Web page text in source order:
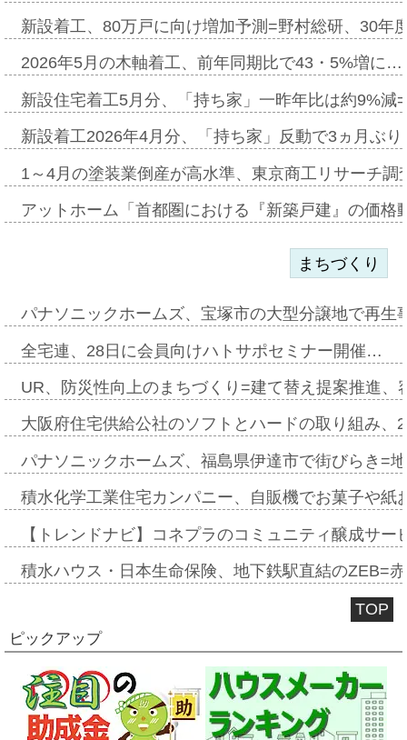
新設着工、80万戸に向け増加予測=野村総研、30年
2026年5月の木軸着工、前年同期比で43・5%増に…
新設住宅着工5月分、「持ち家」一昨年比は約9%
新設着工2026年4月分、「持ち家」反動で3ヵ月ぶ
1～4月の塗装業倒産が高水準、東京商工リサーチ
アットホーム「首都圏における『新築戸建』の価
まちづくり
パナソニックホームズ、宝塚市の大型分譲地で再
全宅連、28日に会員向けハトサポセミナー開催…
UR、防災性向上のまちづくり=建て替え提案推進
大阪府住宅供給公社のソフトとハードの取り組み
パナソニックホームズ、福島県伊達市で街びらき=
積水化学工業住宅カンパニー、自販機でお菓子や
【トレンドナビ】コネプラのコミュニティ醸成サ
積水ハウス・日本生命保険、地下鉄駅直結のZEB=
TOP
ピックアップ